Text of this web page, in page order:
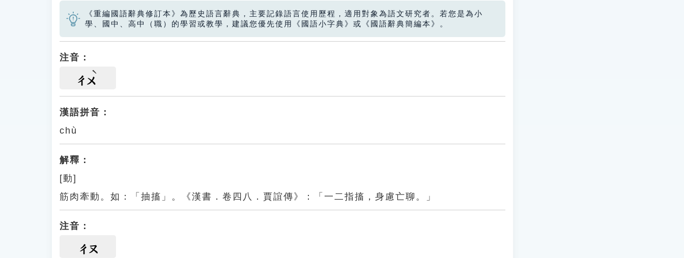
《重編國語辭典修訂本》為歷史語言辭典，主要記錄語言使用歷程，適用對象為語文研究者。若您是為小
學、國中、高中（職）的學習或教學，建議您優先使用《國語小字典》或《國語辭典簡編本》。
注音：
ㄔㄨ
漢語拼音：
chù
解釋：
[動]
筋肉牽動。如：「抽搐」。《漢書．卷四八．賈誼傳》：「一二指搐，身慮亡聊。」
注音：
ㄔㄡ